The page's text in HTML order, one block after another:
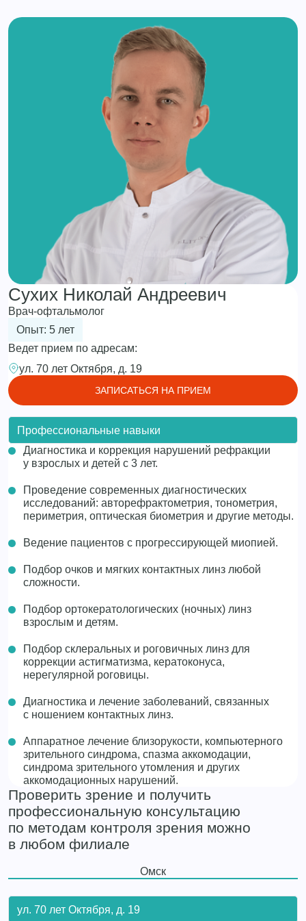
Сухих Николай Андреевич
Врач-офтальмолог
Опыт: 5 лет
Ведет прием по адресам:
ул. 70 лет Октября, д. 19
ЗАПИСАТЬСЯ НА ПРИЕМ
Профессиональные навыки
Диагностика и коррекция нарушений рефракции
у взрослых и детей с 3 лет.
Проведение современных диагностических
исследований: авторефрактометрия, тонометрия,
периметрия, оптическая биометрия и другие методы.
Ведение пациентов с прогрессирующей миопией.
Подбор очков и мягких контактных линз любой
сложности.
Подбор ортокератологических (ночных) линз
взрослым и детям.
Подбор склеральных и роговичных линз для
коррекции астигматизма, кератоконуса,
нерегулярной роговицы.
Диагностика и лечение заболеваний, связанных
с ношением контактных линз.
Аппаратное лечение близорукости, компьютерного
зрительного синдрома, спазма аккомодации,
синдрома зрительного утомления и других
аккомодационных нарушений.
Проверить зрение и получить
профессиональную консультацию
по методам контроля зрения можно
в любом филиале
Омск
ул. 70 лет Октября, д. 19